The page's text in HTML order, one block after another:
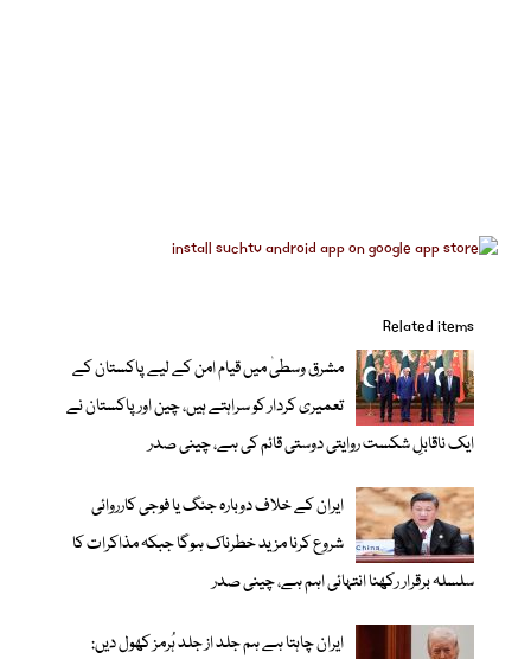
Related items
مشرق وسطیٰ میں قیام امن کے لیے پاکستان کے
تعمیری کردار کو سراہتے ہیں، چین اور پاکستان نے
ایک ناقابلِ شکست روایتی دوستی قائم کی ہے، چینی صدر
ایران کے خلاف دوبارہ جنگ یا فوجی کارروائی
شروع کرنا مزید خطرناک ہوگا جبکہ مذاکرات کا
سلسلہ برقرار رکھنا انتہائی اہم ہے، چینی صدر
ایران چاہتا ہے ہم جلد از جلد ہُرمز کھول دیں: